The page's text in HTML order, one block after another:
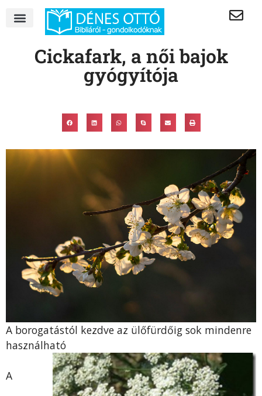
Cickafark, a női bajok
gyógyítója
A borogatástól kezdve az ülőfürdőig sok mindenre
használható
A